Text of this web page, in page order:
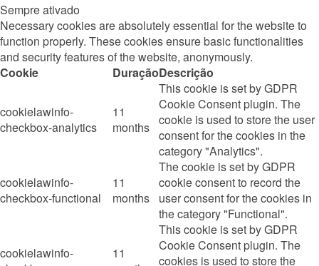
Sempre ativado
Necessary cookies are absolutely essential for the website to
function properly. These cookies ensure basic functionalities
and security features of the website, anonymously.
Cookie
DuraçãoDescrição
cookielawinfo-
checkbox-analytics
11
months
This cookie is set by GDPR
Cookie Consent plugin. The
cookie is used to store the user
consent for the cookies in the
category "Analytics".
cookielawinfo-
checkbox-functional
11
months
The cookie is set by GDPR
cookie consent to record the
user consent for the cookies in
the category "Functional".
cookielawinfo-
11
This cookie is set by GDPR
Cookie Consent plugin. The
cookies is used to store the